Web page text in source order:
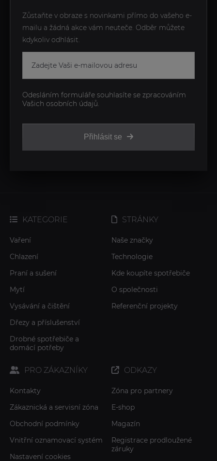
Zůstaňte v obraze s novinkami přímo do vašeho e-
mailu a žádná akce vám neuteče. Odběr můžete
kdykoliv odhlásit.
Přihlásit se
Odesláním formuláře souhlasíte se zpracováním
Vašich osobních údajů.
KATEGORIE
Vaření
Chlazení
Praní a sušení
Mytí
Vysávání a čištění
Dřezy a příslušenství
Drobné spotřebiče a
domácí potřeby
STRÁNKY
Naše značky
Technologie
Kde koupíte spotřebiče
O společnosti
Referenční projekty
PRO ZÁKAZNÍKY
Kontakty
Zákaznická a servisní zóna
Obchodní podmínky
Vnitřní oznamovací systém
Nastavení cookies
ODKAZY
Zóna pro partnery
E-shop
Magazín
Registrace prodloužené
záruky